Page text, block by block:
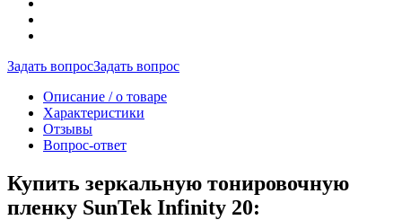
Задать вопросЗадать вопрос
Описание / о товаре
Характеристики
Отзывы
Вопрос-ответ
Купить зеркальную тонировочную
пленку SunTek Infinity 20: